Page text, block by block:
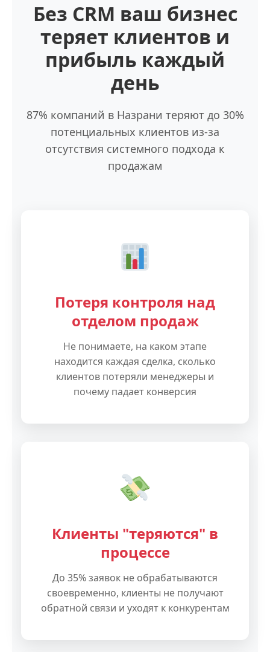
Без CRM ваш бизнес
теряет клиентов и
прибыль каждый
день
87% компаний в Назрани теряют до 30%
потенциальных клиентов из-за
отсутствия системного подхода к
продажам
Потеря контроля над
отделом продаж
Не понимаете, на каком этапе
находится каждая сделка, сколько
клиентов потеряли менеджеры и
почему падает конверсия
Клиенты "теряются" в
процессе
До 35% заявок не обрабатываются
своевременно, клиенты не получают
обратной связи и уходят к конкурентам